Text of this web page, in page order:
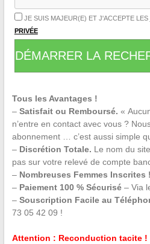
JE SUIS MAJEUR(E) ET J'ACCEPTE LES
PRIVÉE
DÉMARRER LA
Tous les Avantages !
– Satisfait ou Remboursé. «
n’entre en contact avec vous ?
abonnement … c’est aussi simple
– Discrétion Totale. Le nom du
pas sur votre relevé de compte
– Nombreuses Femmes Inscrites !
– Paiement 100 % Sécurisé– Via
– Souscription Facile au
73 05 42 09 !
Attention : Reconduction tacite !